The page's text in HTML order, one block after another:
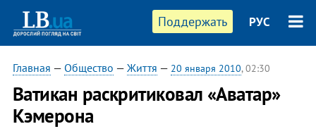
Поддержать РУС
Главная — Общество — Життя — 20 января 2010, 02:30
Ватикан раскритиковал «Аватар»
Кэмерона